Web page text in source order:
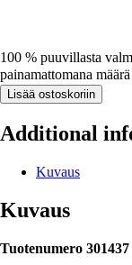
100 % puuvillasta
painamattomana määrä
Lisää ostoskoriin
Additional
Kuvaus
Kuvaus
Tuotenumero 301437